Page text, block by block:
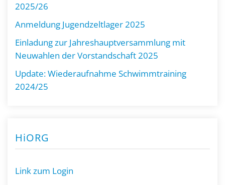
2025/26
Anmeldung Jugendzeltlager 2025
Einladung zur Jahreshauptversammlung mit
Neuwahlen der Vorstandschaft 2025
Update: Wiederaufnahme Schwimmtraining
2024/25
HiORG
Link zum Login